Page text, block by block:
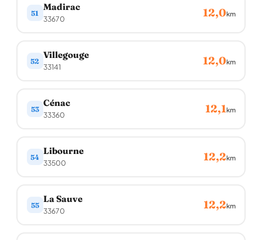
51
Madirac
33670 12,0km
52
Villegouge
33141 12,0km
53
Cénac
33360 12,1km
54
Libourne
33500 12,2km
55
La Sauve
33670 12,2km